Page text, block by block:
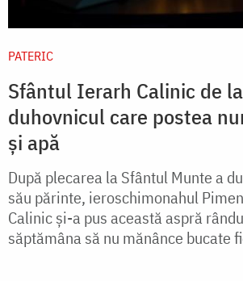
PATERIC
Sfântul Ierarh Calinic de
duhovnicul care postea
și apă
După plecarea la Sfântul Munte a
său părinte, ieroschimonahul
Calinic şi-a pus această aspră
săptămâna să nu mănânce bucate